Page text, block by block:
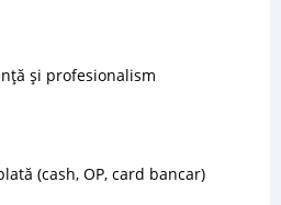
și profesionalism
(cash, OP, card bancar)